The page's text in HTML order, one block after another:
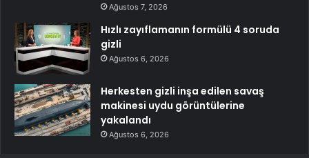
Ağustos 7, 2026
Hızlı zayıflamanın formülü 4 soruda
gizli
Ağustos 6, 2026
Herkesten gizli inşa edilen savaş
makinesi uydu görüntülerine
yakalandı
Ağustos 6, 2026